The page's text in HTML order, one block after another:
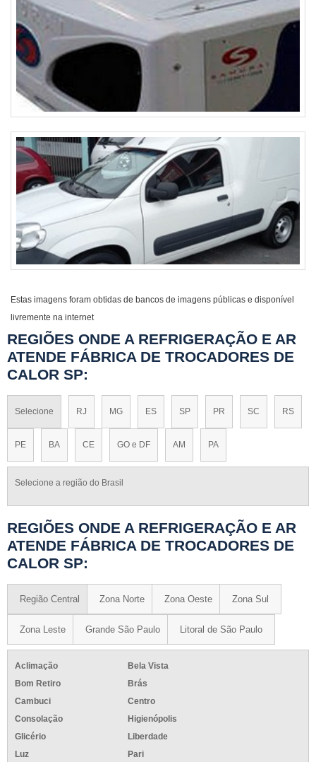
Estas imagens foram obtidas de bancos de imagens públicas e disponível
livremente na internet
REGIÕES ONDE A REFRIGERAÇÃO E AR
ATENDE FÁBRICA DE TROCADORES DE
CALOR SP:
Selecione RJ MG ES SP PR SC RS
PE BA CE GO e DF AM PA
Selecione a região do Brasil
REGIÕES ONDE A REFRIGERAÇÃO E AR
ATENDE FÁBRICA DE TROCADORES DE
CALOR SP:
Região Central Zona Norte Zona Oeste Zona Sul
Zona Leste Grande São Paulo Litoral de São Paulo
Aclimação
Bela Vista
Bom Retiro
Brás
Cambuci
Centro
Consolação
Higienópolis
Glicério
Liberdade
Luz
Pari